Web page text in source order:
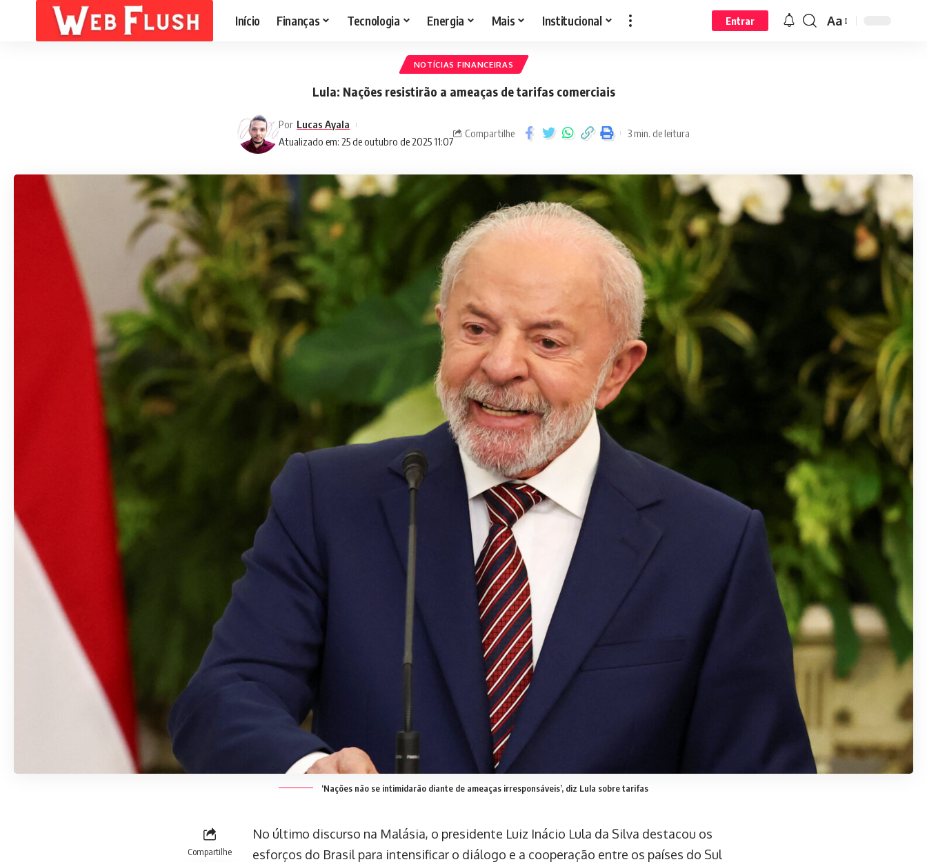
Início Finanças Tecnologia Energia Mais Institucional Entrar Aa
NOTÍCIAS FINANCEIRAS
Lula: Nações resistirão a ameaças de tarifas comerciais
Atualizado em: 25 de outubro de 2025 11:07
Por Lucas Ayala
Compartilhe 3 min. de leitura
‘Nações não se intimidarão diante de ameaças irresponsáveis’, diz Lula sobre tarifas
Compartilhe
No último discurso na Malásia, o presidente Luiz Inácio Lula da Silva destacou os
esforços do Brasil para intensificar o diálogo e a cooperação entre os países do Sul